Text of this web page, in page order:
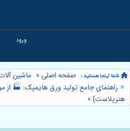
صفحه اصلی » ماشین
⭐️ راهنمای جامع تولید ورق هایمپک: 🏭 از
هنرپلاست)»